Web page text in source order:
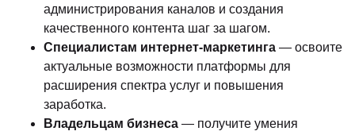
администрирования каналов и создания
качественного контента шаг за шагом.
Специалистам интернет-маркетинга — освоите
актуальные возможности платформы для
расширения спектра услуг и повышения
заработка.
Владельцам бизнеса — получите умения